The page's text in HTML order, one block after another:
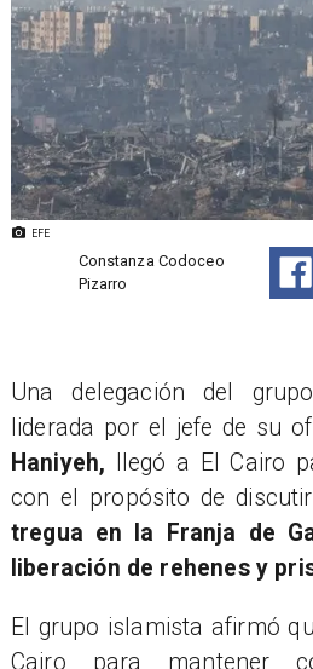
EFE
Constanza Codoceo
Pizarro
Una delegación del
liderada por el jefe de su
Haniyeh, llegó a El Cairo
con el propósito de discutir
tregua en la Franja de
liberación de rehenes y
El grupo islamista afirmó
Cairo para mantener